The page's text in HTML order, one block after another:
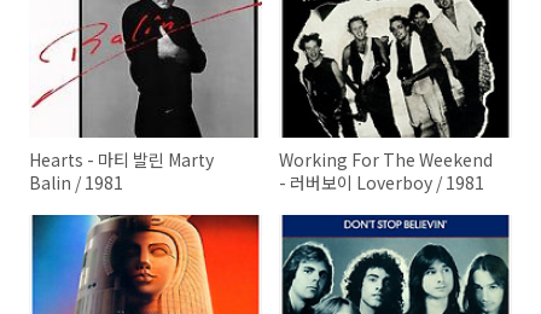
Hearts - 마티 발린 Marty
Balin / 1981
Working For The Weekend
- 러버보이 Loverboy / 1981